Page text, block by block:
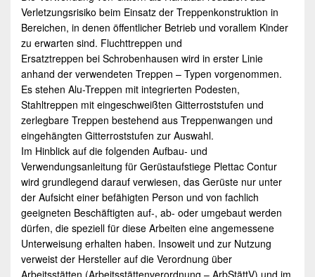
Verletzungsrisiko beim Einsatz der Treppenkonstruktion in
Bereichen, in denen öffentlicher Betrieb und vorallem Kinder
zu erwarten sind. Fluchttreppen und
Ersatztreppen bei Schrobenhausen wird in erster Linie
anhand der verwendeten Treppen – Typen vorgenommen.
Es stehen Alu-Treppen mit integrierten Podesten,
Stahltreppen mit eingeschweißten Gitterroststufen und
zerlegbare Treppen bestehend aus Treppenwangen und
eingehängten Gitterroststufen zur Auswahl.
Im Hinblick auf die folgenden Aufbau- und
Verwendungsanleitung für Gerüstaufstiege Plettac Contur
wird grundlegend darauf verwiesen, das Gerüste nur unter
der Aufsicht einer befähigten Person und von fachlich
geeigneten Beschäftigten auf-, ab- oder umgebaut werden
dürfen, die speziell für diese Arbeiten eine angemessene
Unterweisung erhalten haben. Insoweit und zur Nutzung
verweist der Hersteller auf die Verordnung über